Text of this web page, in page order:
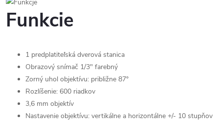
Funkcie
1 predplatiteľská dverová stanica
Obrazový snímač 1/3″ farebný
Zorný uhol objektívu: približne 87°
Rozlíšenie: 600 riadkov
3,6 mm objektív
Nastavenie objektívu: vertikálne a horizontálne +/- 10 stupňov